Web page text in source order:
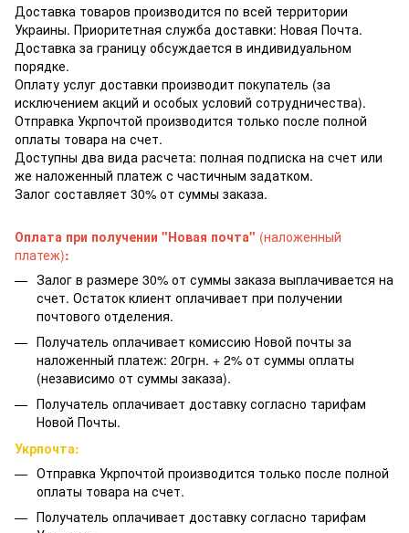
Доставка товаров производится по всей территории
Украины. Приоритетная служба доставки: Новая Почта.
Доставка за границу обсуждается в индивидуальном
порядке.
Оплату услуг доставки производит покупатель (за
исключением акций и особых условий сотрудничества).
Отправка Укрпочтой производится только после полной
оплаты товара на счет.
Доступны два вида расчета: полная подписка на счет или
же наложенный платеж с частичным задатком.
Залог составляет 30% от суммы заказа.
Оплата при получении "Новая почта" (наложенный
платеж):
Залог в размере 30% от суммы заказа выплачивается на
счет. Остаток клиент оплачивает при получении
почтового отделения.
Получатель оплачивает комиссию Новой почты за
наложенный платеж: 20грн. + 2% от суммы оплаты
(независимо от суммы заказа).
Получатель оплачивает доставку согласно тарифам
Новой Почты.
Укрпочта:
Отправка Укрпочтой производится только после полной
оплаты товара на счет.
Получатель оплачивает доставку согласно тарифам